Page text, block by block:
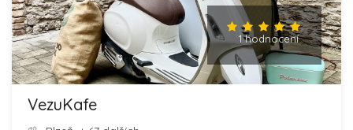
1 hodnocení
VezuKafe